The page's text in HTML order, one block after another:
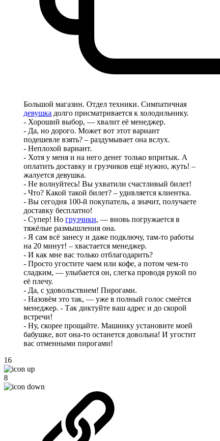
Большой магазин. Отдел техники. Симпатичная
девушка долго присматривается к холодильнику.
- Хороший выбор, — хвалит её менеджер.
- Да, но дорого. Может вот этот вариант
подешевле взять? – раздумывает она вслух.
- Неплохой вариант.
- Хотя у меня и на него денег только впритык. А
оплатить доставку и грузчиков ещё нужно, жуть! –
жалуется девушка.
- Не волнуйтесь! Вы ухватили счастливый билет!
- Что? Какой такой билет? – удивляется клиентка.
- Вы сегодня 100-й покупатель, а значит, получаете
доставку бесплатно!
- Супер! Но грузчики, — вновь погружается в
тяжёлые размышления она.
- Я сам всё занесу и даже подключу, там-то работы
на 20 минут! – хвастается менеджер.
- И как мне вас только отблагодарить?
- Просто угостите чаем или кофе, а потом чем-то
сладким, — улыбается он, слегка проводя рукой по
её плечу.
- Да, с удовольствием! Пирогами.
- Назовём это так, — уже в полный голос смеётся
менеджер. - Так диктуйте ваш адрес и до скорой
встречи!
- Ну, скорее прощайте. Машинку установите моей
бабушке, вот она-то останется довольна! И угостит
вас отменными пирогами!
16
8